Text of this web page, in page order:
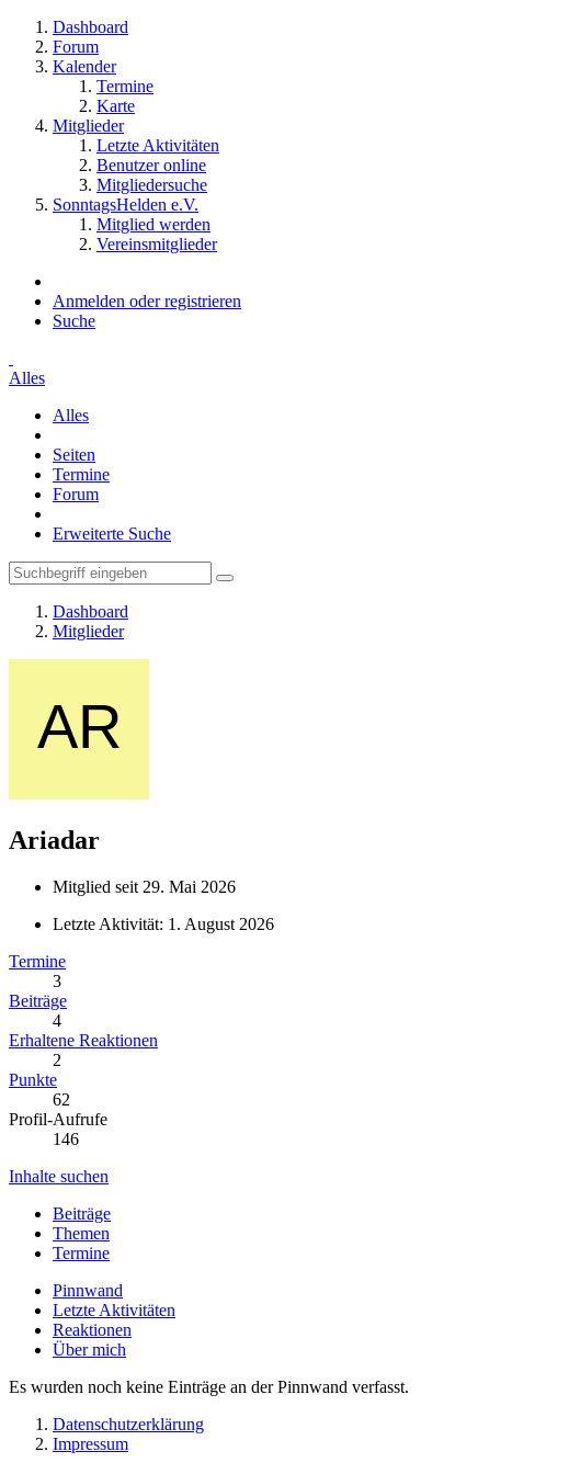
Dashboard
Forum
Kalender
Termine
Karte
Mitglieder
Letzte Aktivitäten
Benutzer online
Mitgliedersuche
SonntagsHelden e.V.
Mitglied werden
Vereinsmitglieder
Anmelden oder registrieren
Suche
Alles
Alles
Seiten
Termine
Forum
Erweiterte Suche
Dashboard
Mitglieder
Ariadar
Mitglied seit 29. Mai 2026
Letzte Aktivität: 1. August 2026
Termine
3
Beiträge
4
Erhaltene Reaktionen
2
Punkte
62
Profil-Aufrufe
146
Inhalte suchen
Beiträge
Themen
Termine
Pinnwand
Letzte Aktivitäten
Reaktionen
Über mich
Es wurden noch keine Einträge an der Pinnwand verfasst.
Datenschutzerklärung
Impressum